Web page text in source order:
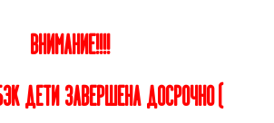
ВНИМАНИЕ!!!!
ДЕТИ ЗАВЕРШЕНА ДОСРОЧНО (